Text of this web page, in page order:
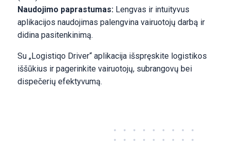
Naudojimo paprastumas:Lengvas ir intuityvus
aplikacijos naudojimas palengvina vairuotojų darbą ir
didina pasitenkinimą.
Su „Logistiqo Driver“ aplikacija išspręskite logistikos
iššūkius ir pagerinkite vairuotojų, subrangovų bei
dispečerių efektyvumą.